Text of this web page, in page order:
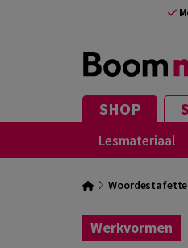
SHOP
Lesmateriaal
Woordestafette
Werkvormen